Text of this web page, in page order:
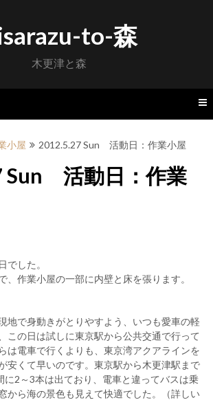
to-森
木更津と森
小屋 2012.5.27 Sun 活動日：作業小屋
Sun 活動日：作業
でした。
、作業小屋の一部に内壁と床を張ります。
地で身動きがとりやすよう、いつも愛車の軽
この日は試しに東京駅から公共交通で行って
は電車で行くよりも、東京湾アクアラインを
安くて早いのです。東京駅から木更津駅まで
に2～3本は出ており、電車と違ってバスは乗
から海の景色も見えて快適でした。（詳しい